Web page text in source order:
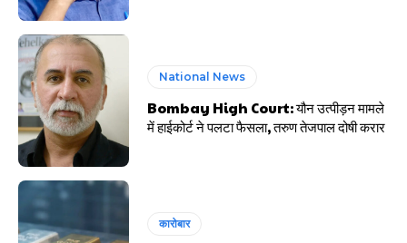
National News
Bombay High Court: यौन उत्पीड़न मामले
में हाईकोर्ट ने पलटा फैसला, तरुण तेजपाल दोषी करार
कारोबार